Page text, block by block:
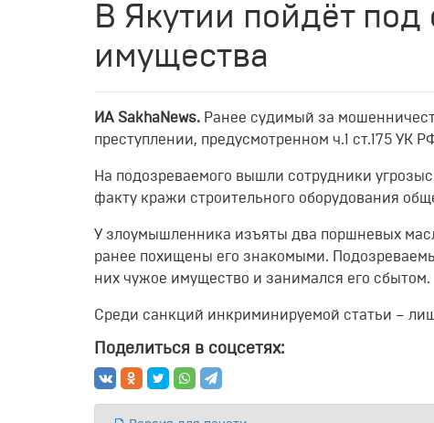
В Якутии пойдёт под
имущества
ИA SakhaNews. Ранее судимый за
преступлении, предусмотренном ч.1 ст.175
На подозреваемого вышли сотрудники
факту кражи строительного оборудования
У злоумышленника изъяты два поршневых
ранее похищены его знакомыми.
них чужое имущество и занимался его сбытом.
Среди санкций инкриминируемой статьи –
Поделиться в соцсетях: